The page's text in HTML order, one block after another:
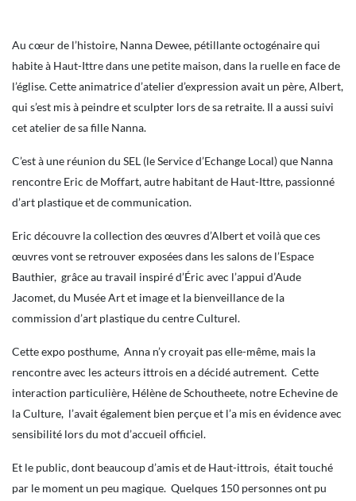
Au cœur de l’histoire, Nanna Dewee, pétillante octogénaire qui
habite à Haut-Ittre dans une petite maison, dans la ruelle en face de
l’église. Cette animatrice d’atelier d’expression avait un père, Albert,
qui s’est mis à peindre et sculpter lors de sa retraite. Il a aussi suivi
cet atelier de sa fille Nanna.
C’est à une réunion du SEL (le Service d’Echange Local) que Nanna
rencontre Eric de Moffart, autre habitant de Haut-Ittre, passionné
d’art plastique et de communication.
Eric découvre la collection des œuvres d’Albert et voilà que ces
œuvres vont se retrouver exposées dans les salons de l’Espace
Bauthier, grâce au travail inspiré d’Éric avec l’appui d’Aude
Jacomet, du Musée Art et image et la bienveillance de la
commission d’art plastique du centre Culturel.
Cette expo posthume, Anna n’y croyait pas elle-même, mais la
rencontre avec les acteurs ittrois en a décidé autrement. Cette
interaction particulière, Hélène de Schoutheete, notre Echevine de
la Culture, l’avait également bien perçue et l’a mis en évidence avec
sensibilité lors du mot d’accueil officiel.
Et le public, dont beaucoup d’amis et de Haut-ittrois, était touché
par le moment un peu magique. Quelques 150 personnes ont pu